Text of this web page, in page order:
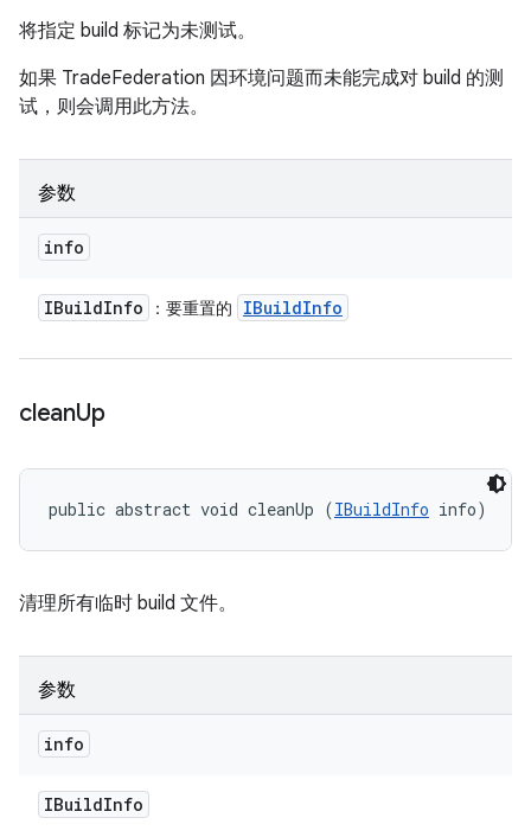
将指定 build 标记为未测试。
如果 TradeFederation 因环境问题而未能完成对 build 的测
试，则会调用此方法。
参数
info
IBuildInfo ：要重置的 IBuildInfo
cleanUp
public abstract void cleanUp (IBuildInfo info)
清理所有临时 build 文件。
参数
info
IBuildInfo